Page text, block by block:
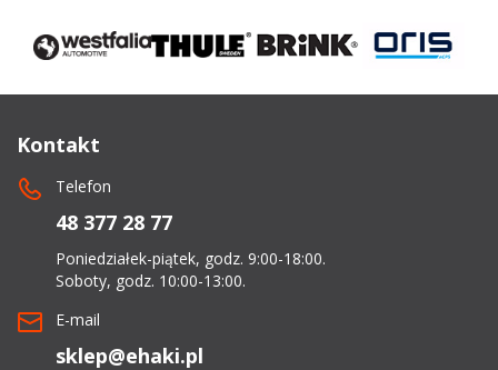
Kontakt
Telefon
48 377 28 77
Poniedziałek-piątek, godz. 9:00-18:00.
Soboty, godz. 10:00-13:00.
E-mail
sklep@ehaki.pl